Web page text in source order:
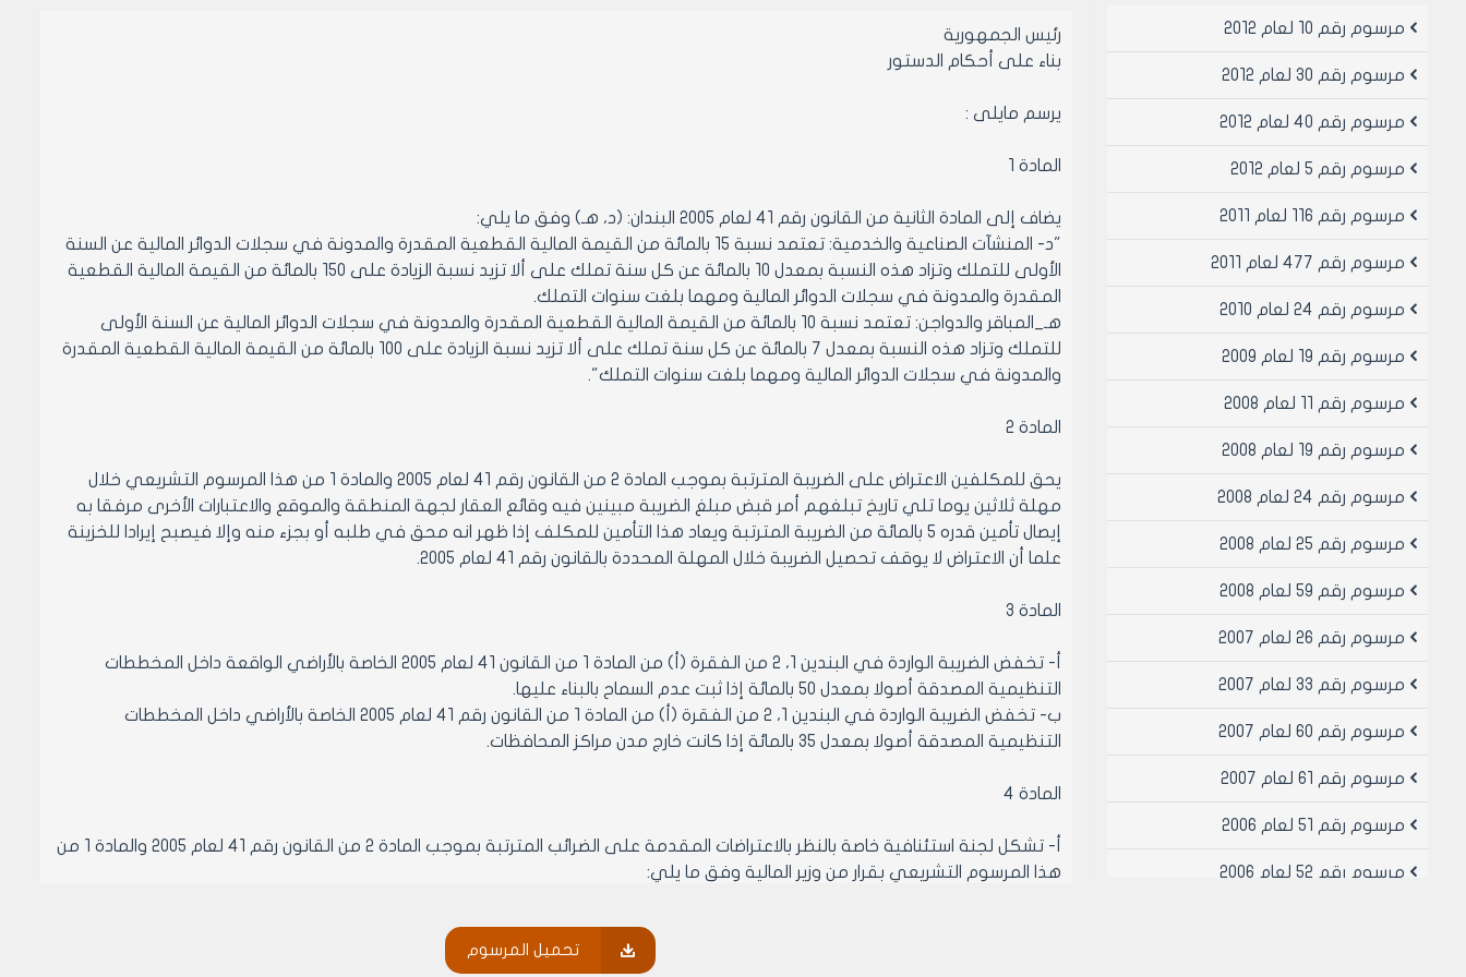
رئيس الجمهورية‏
بناء على أحكام الدستور
يرسم مايلى :
المادة 1
يضاف إلى المادة الثانية من القانون رقم 41 لعام 2005 البندان: (د، هـ) وفق ما يلي:
"د- المنشآت الصناعية والخدمية: تعتمد نسبة 15 بالمائة من القيمة المالية القطعية المقدرة والمدونة في سجلات الدوائر المالية عن السنة
الأولى للتملك وتزاد هذه النسبة بمعدل 10 بالمائة عن كل سنة تملك على ألا تزيد نسبة الزيادة على 150 بالمائة من القيمة المالية القطعية
المقدرة والمدونة في سجلات الدوائر المالية ومهما بلغت سنوات التملك.
هـ_المباقر والدواجن: تعتمد نسبة 10 بالمائة من القيمة المالية القطعية المقدرة والمدونة في سجلات الدوائر المالية عن السنة الأولى
للتملك وتزاد هذه النسبة بمعدل 7 بالمائة عن كل سنة تملك على ألا تزيد نسبة الزيادة على 100 بالمائة من القيمة المالية القطعية المقدرة
والمدونة في سجلات الدوائر المالية ومهما بلغت سنوات التملك".
المادة 2
يحق للمكلفين الاعتراض على الضريبة المترتبة بموجب المادة 2 من القانون رقم 41 لعام 2005 والمادة 1 من هذا المرسوم التشريعي خلال
مهلة ثلاثين يوما تلي تاريخ تبلغهم أمر قبض مبلغ الضريبة مبينين فيه وقائع العقار لجهة المنطقة والموقع والاعتبارات الأخرى مرفقا به
إيصال تأمين قدره 5 بالمائة من الضريبة المترتبة ويعاد هذا التأمين للمكلف إذا ظهر انه محق في طلبه أو بجزء منه وإلا فيصبح إيرادا للخزينة
علما أن الاعتراض لا يوقف تحصيل الضريبة خلال المهلة المحددة بالقانون رقم 41 لعام 2005.
المادة 3
‌أ- تخفض الضريبة الواردة في البندين 1، 2 من الفقرة (أ) من المادة 1 من القانون 41 لعام 2005 الخاصة بالأراضي الواقعة داخل المخططات
التنظيمية المصدقة أصولا بمعدل 50 بالمائة إذا ثبت عدم السماح بالبناء عليها.
‌ب- تخفض الضريبة الواردة في البندين 1، 2 من الفقرة (أ) من المادة 1 من القانون رقم 41 لعام 2005 الخاصة بالأراضي داخل المخططات
التنظيمية المصدقة أصولا بمعدل 35 بالمائة إذا كانت خارج مدن مراكز المحافظات.
المادة 4
‌أ- تشكل لجنة استئنافية خاصة بالنظر بالاعتراضات المقدمة على الضرائب المترتبة بموجب المادة 2 من القانون رقم 41 لعام 2005 والمادة 1 من
هذا المرسوم التشريعي بقرار من وزير المالية وفق ما يلي:
• خبير يتم اختياره من قائمة الخبراء المعتمدين لدى وزارة المالية عضواً.تحميل المرسوم
مرسوم رقم 10 لعام 2012
مرسوم رقم 30 لعام 2012
مرسوم رقم 40 لعام 2012
مرسوم رقم 5 لعام 2012
مرسوم رقم 116 لعام 2011
مرسوم رقم 477 لعام 2011
مرسوم رقم 24 لعام 2010
مرسوم رقم 19 لعام 2009
مرسوم رقم 11 لعام 2008
مرسوم رقم 19 لعام 2008
مرسوم رقم 24 لعام 2008
مرسوم رقم 25 لعام 2008
مرسوم رقم 59 لعام 2008
مرسوم رقم 26 لعام 2007
مرسوم رقم 33 لعام 2007
مرسوم رقم 60 لعام 2007
مرسوم رقم 61 لعام 2007
مرسوم رقم 51 لعام 2006
مرسوم رقم 52 لعام 2006